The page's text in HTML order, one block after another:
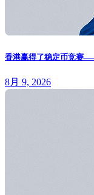
香港赢得了稳定币竞赛
8月 9, 2026